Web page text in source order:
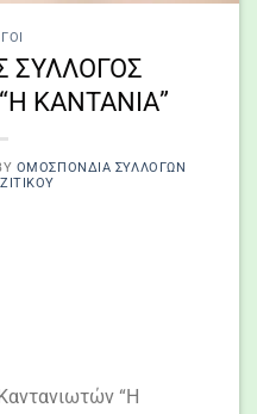
ΣΥΛΛΟΓΟΣ
ΚΑΝΤΑΝΙΑ”
ΟΜΟΣΠΟΝΔΙΑ ΣΥΛΛΌΓΩΝ
“Η